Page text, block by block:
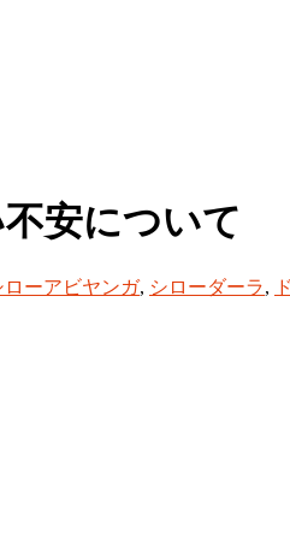
安について
ローアビヤンガ, シローダーラ,